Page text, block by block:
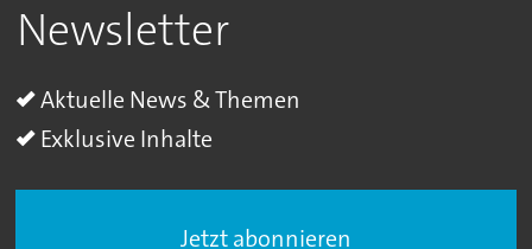
Newsletter
Aktuelle News & Themen
Exklusive Inhalte
Jetzt abonnieren